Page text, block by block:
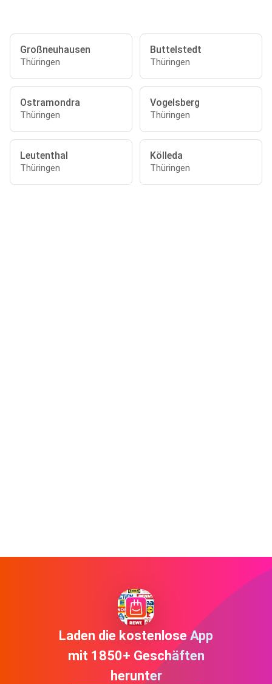
Großneuhausen
Thüringen
Buttelstedt
Thüringen
Ostramondra
Thüringen
Vogelsberg
Thüringen
Leutenthal
Thüringen
Kölleda
Thüringen
Laden die kostenlose App
mit 1850+ Geschäften
herunter